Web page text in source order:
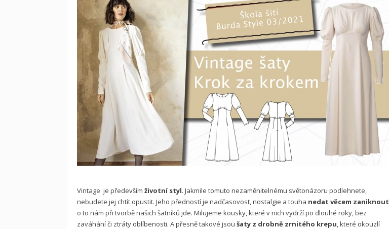
Vintage je především životní styl. Jakmile tomuto nezaměnitelnému světonázoru podlehnete,
nebudete jej chtít opustit. Jeho předností je nadčasovost, nostalgie a touha nedat věcem zaniknout
o to nám při tvorbě našich šatníků jde. Milujeme kousky, které v nich vydrží po dlouhé roky, bez
zaváhání či ztráty oblíbenosti. A přesně takové jsou šaty z drobně zrnitého krepu, které okouzlí